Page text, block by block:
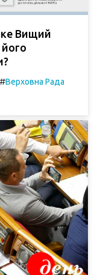
Вищий
#Верховна Рада